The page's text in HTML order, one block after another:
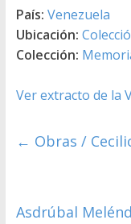
País: Venezuela
Ubicación:
Colección:
Ver extracto de la
← Obras /
Asdrúbal